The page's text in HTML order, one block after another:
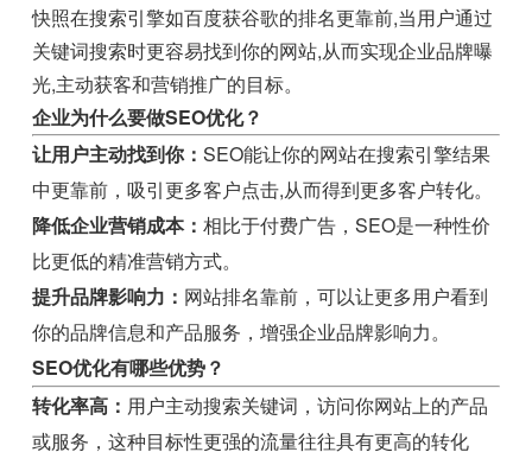
快照在搜索引擎如百度获谷歌的排名更靠前,当用户通过
关键词搜索时更容易找到你的网站,从而实现企业品牌曝
光,主动获客和营销推广的目标。
企业为什么要做SEO优化？
让用户主动找到你：SEO能让你的网站在搜索引擎结果
中更靠前，吸引更多客户点击,从而得到更多客户转化。
降低企业营销成本：相比于付费广告，SEO是一种性价
比更低的精准营销方式。
提升品牌影响力： 网站排名靠前，可以让更多用户看到
你的品牌信息和产品服务，增强企业品牌影响力。
SEO优化有哪些优势？
转化率高： 用户主动搜索关键词，访问你网站上的产品
或服务，这种目标性更强的流量往往具有更高的转化